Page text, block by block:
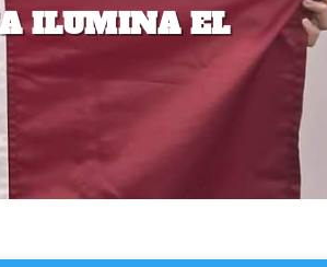
ILUMINA EL